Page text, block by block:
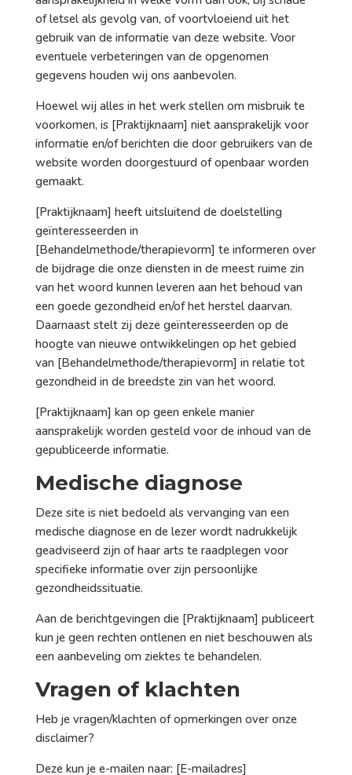
of letsel als gevolg van, of voortvloeiend uit het
gebruik van de informatie van deze website. Voor
eventuele verbeteringen van de opgenomen
gegevens houden wij ons aanbevolen.
Hoewel wij alles in het werk stellen om misbruik te
voorkomen, is [Praktijknaam] niet aansprakelijk voor
informatie en/of berichten die door gebruikers van de
website worden doorgestuurd of openbaar worden
gemaakt.
[Praktijknaam] heeft uitsluitend de doelstelling
geïnteresseerden in
[Behandelmethode/therapievorm] te informeren over
de bijdrage die onze diensten in de meest ruime zin
van het woord kunnen leveren aan het behoud van
een goede gezondheid en/of het herstel daarvan.
Daarnaast stelt zij deze geïnteresseerden op de
hoogte van nieuwe ontwikkelingen op het gebied
van [Behandelmethode/therapievorm] in relatie tot
gezondheid in de breedste zin van het woord.
[Praktijknaam] kan op geen enkele manier
aansprakelijk worden gesteld voor de inhoud van de
gepubliceerde informatie.
Medische diagnose
Deze site is niet bedoeld als vervanging van een
medische diagnose en de lezer wordt nadrukkelijk
geadviseerd zijn of haar arts te raadplegen voor
specifieke informatie over zijn persoonlijke
gezondheidssituatie.
Aan de berichtgevingen die [Praktijknaam] publiceert
kun je geen rechten ontlenen en niet beschouwen als
een aanbeveling om ziektes te behandelen.
Vragen of klachten
Heb je vragen/klachten of opmerkingen over onze
disclaimer?
Deze kun je e-mailen naar: [E-mailadres]